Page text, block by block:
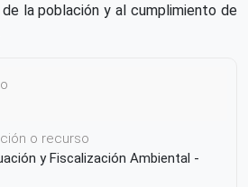
la población y al cumplimiento de
o recurso
y Fiscalización Ambiental -